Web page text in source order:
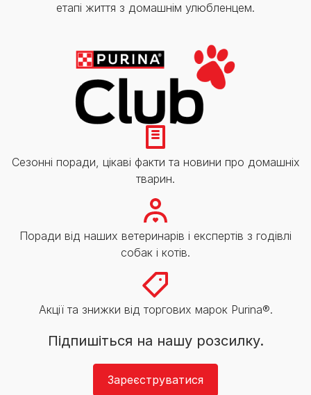
етапі життя з домашнім улюбленцем.
Сезонні поради, цікаві факти та новини про домашніх
тварин.
Поради від наших ветеринарів і експертів з годівлі
собак і котів.
Акції та знижки від торгових марок Purina®.
Підпишіться на нашу розсилку.
Зареєструватися